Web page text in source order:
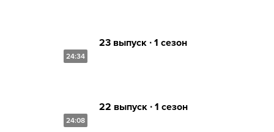
24:34
23 выпуск ∙ 1 сезон
24:08
22 выпуск ∙ 1 сезон